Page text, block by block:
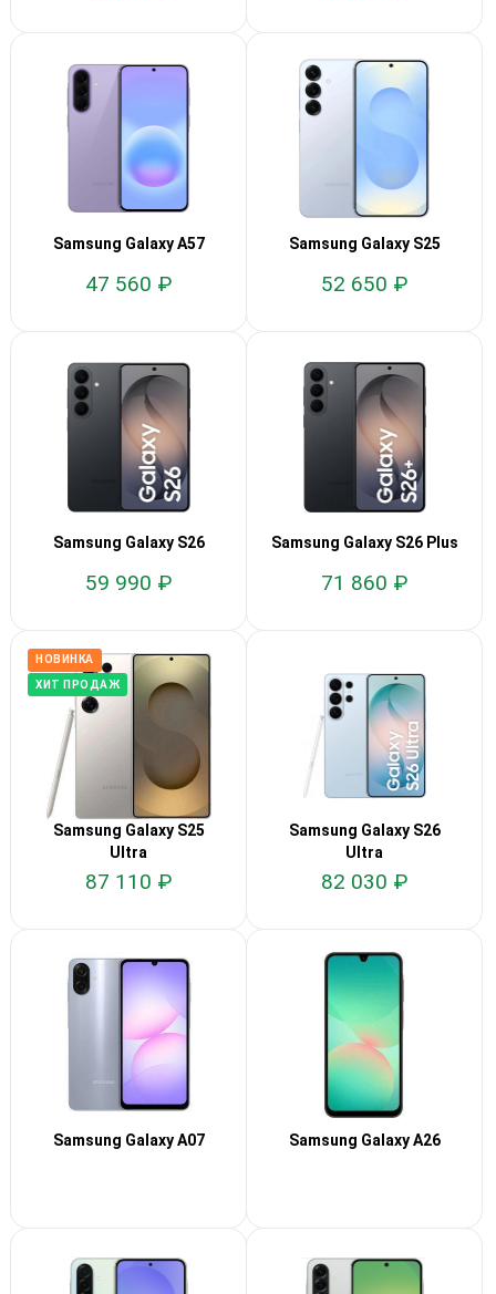
Samsung Galaxy A57
47 560 ₽
Samsung Galaxy S25
52 650 ₽
Samsung Galaxy S26
59 990 ₽
Samsung Galaxy S26 Plus
71 860 ₽
НОВИНКА
ХИТ ПРОДАЖ
Samsung Galaxy S25
Ultra
87 110 ₽
Samsung Galaxy S26
Ultra
82 030 ₽
Samsung Galaxy A07 Samsung Galaxy A26